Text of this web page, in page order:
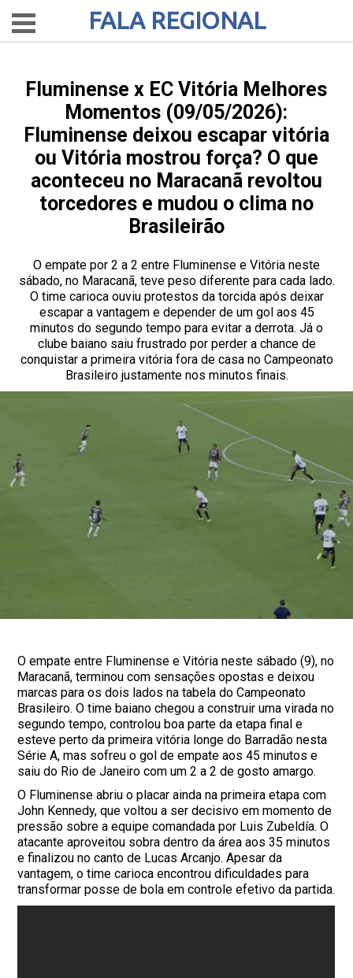
FALA REGIONAL
Fluminense x EC Vitória Melhores
Momentos (09/05/2026):
Fluminense deixou escapar vitória
ou Vitória mostrou força? O que
aconteceu no Maracanã revoltou
torcedores e mudou o clima no
Brasileirão
O empate por 2 a 2 entre Fluminense e Vitória neste
sábado, no Maracanã, teve peso diferente para cada lado.
O time carioca ouviu protestos da torcida após deixar
escapar a vantagem e depender de um gol aos 45
minutos do segundo tempo para evitar a derrota. Já o
clube baiano saiu frustrado por perder a chance de
conquistar a primeira vitória fora de casa no Campeonato
Brasileiro justamente nos minutos finais.
O empate entre Fluminense e Vitória neste sábado (9), no
Maracanã, terminou com sensações opostas e deixou
marcas para os dois lados na tabela do Campeonato
Brasileiro. O time baiano chegou a construir uma virada no
segundo tempo, controlou boa parte da etapa final e
esteve perto da primeira vitória longe do Barradão nesta
Série A, mas sofreu o gol de empate aos 45 minutos e
saiu do Rio de Janeiro com um 2 a 2 de gosto amargo.
O Fluminense abriu o placar ainda na primeira etapa com
John Kennedy, que voltou a ser decisivo em momento de
pressão sobre a equipe comandada por Luis Zubeldía. O
atacante aproveitou sobra dentro da área aos 35 minutos
e finalizou no canto de Lucas Arcanjo. Apesar da
vantagem, o time carioca encontrou dificuldades para
transformar posse de bola em controle efetivo da partida.